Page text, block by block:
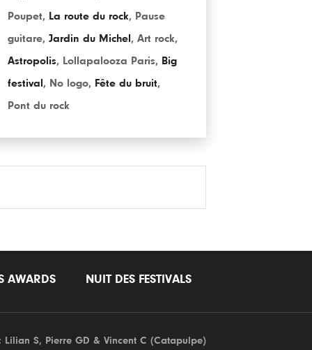
Poupet, La route du rock, Pause
guitare, Jardin du Michel , Art rock,
Astropolis, Lollapalooza Paris, Big
festival , No logo, Fête du bruit,
Pont du rock
AWARDS NUIT DES FESTIVALS
Lilian S, Pierre GD & Vincent C (Catapulpe)